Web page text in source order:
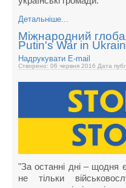
Детальніше...
Міжнародний
Putin's War in
Надрукувати E-mail
Створено: 06 червня 2016 Дата
"За останні дні – щодня
не тільки